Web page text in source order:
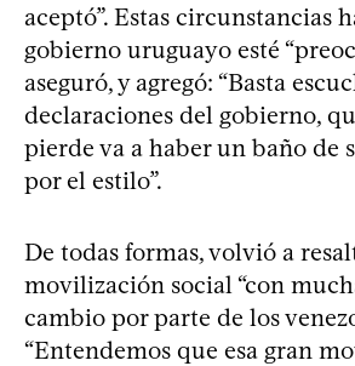
aceptó”. Estas circunstancias
gobierno uruguayo esté
aseguró, y agregó: “Basta
declaraciones del gobierno,
pierde va a haber un baño de
por el estilo”.
De todas formas, volvió a
movilización social “con
cambio por parte de los
“Entendemos que esa gran